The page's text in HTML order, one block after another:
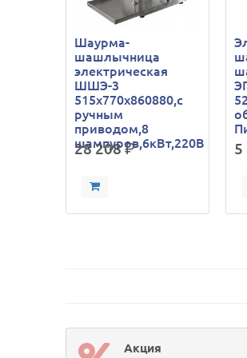
Шаурма-
шашлычница
электрическая
ШШЭ-3
515х770х860880,с
ручным
приводом,8
шампуров,6кВт,220В
28 208р.
Акция